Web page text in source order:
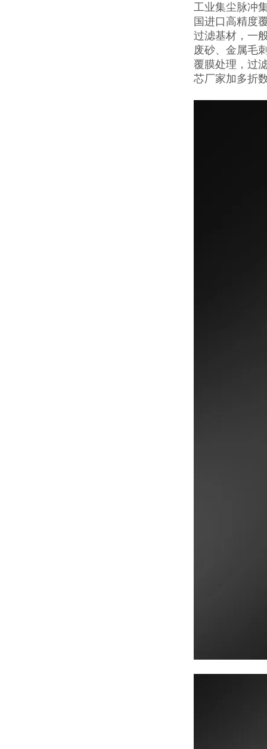
工业集尘脉冲
国进口高精度
过滤基材，一
废砂、金属毛
覆膜处理，过
芯厂家加多折